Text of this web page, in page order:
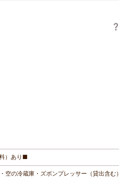
）あり■
の冷蔵庫・ズボンプレッサー（貸出含む）